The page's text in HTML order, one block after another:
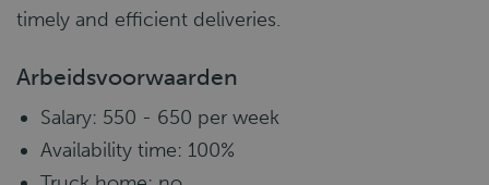
timely and efficient deliveries.
Arbeidsvoorwaarden
Salary: 550 - 650 per week
Availability time: 100%